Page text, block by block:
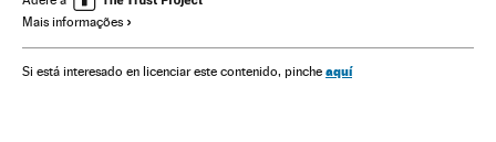
Argentina
Mais informações
Si está interesado en licenciar este contenido, pinche aquí